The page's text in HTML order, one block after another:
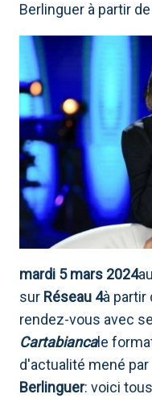
Berlinguer à partir
mardi 5 mars 2024
sur Réseau 4à partir
rendez-vous avec
Cartabiancale
d'actualité mené
Berlinguer: voici